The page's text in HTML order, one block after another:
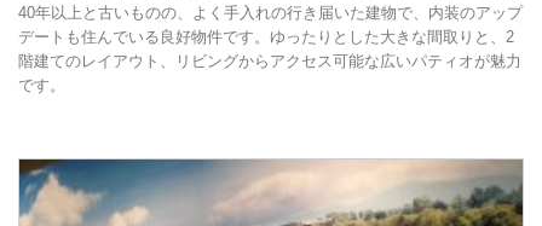
40年以上と古いものの、よく手入れの行き届いた建物で、内装のアップ
デートも住んでいる良好物件です。ゆったりとした大きな間取りと、2
階建てのレイアウト、リビングからアクセス可能な広いパティオが魅力
です。